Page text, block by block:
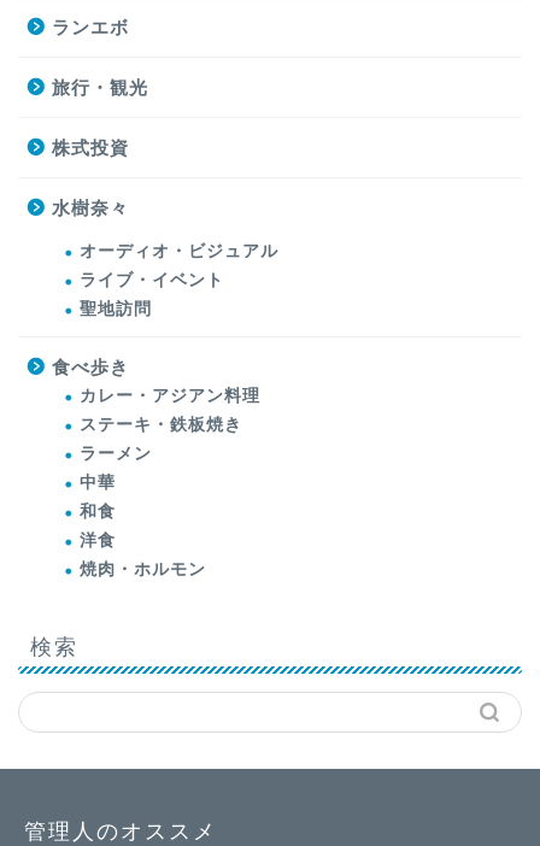
ランエボ
旅行・観光
株式投資
水樹奈々
オーディオ・ビジュアル
ライブ・イベント
聖地訪問
食べ歩き
カレー・アジアン料理
ステーキ・鉄板焼き
ラーメン
中華
和食
洋食
焼肉・ホルモン
検索
管理人のオススメ